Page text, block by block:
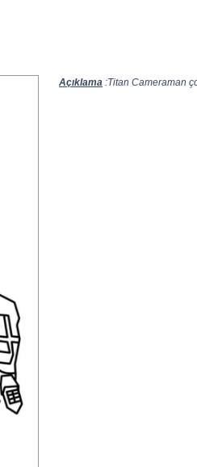
Açıklama :Titan Cameraman